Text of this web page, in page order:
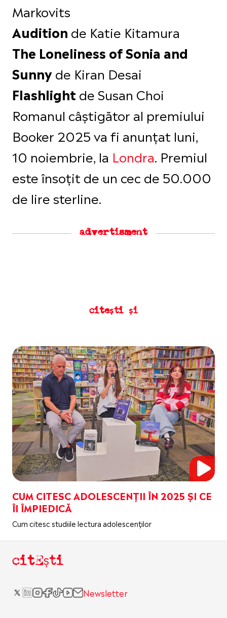
Markovits
Audition de Katie Kitamura
The Loneliness of Sonia and
Sunnyde Kiran Desai
Flashlight de Susan Choi
Romanul câștigător al premiului
Booker 2025 va fi anunțat luni,
10 noiembrie, la Londra. Premiul
este însoțit de un cec de 50.000
de lire sterline.
advertisment
citești și
CUM CITESC ADOLESCENȚII ÎN 2025 ȘI CE
ÎI ÎMPIEDICĂ
Cum citesc studiile lectura adolescenților
citEști
Newsletter